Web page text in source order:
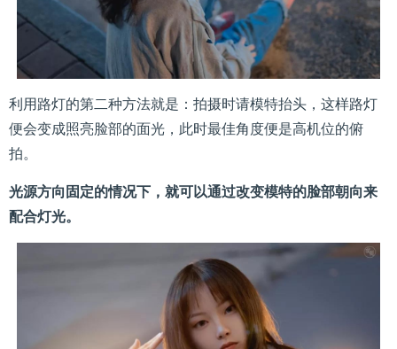
利用路灯的第二种方法就是：拍摄时请模特抬头，这样路灯
便会变成照亮脸部的面光，此时最佳角度便是高机位的俯
拍。
光源方向固定的情况下，就可以通过改变模特的脸部朝向来
配合灯光。